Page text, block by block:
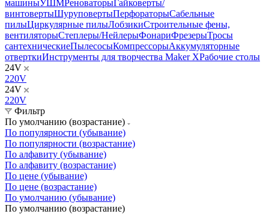
машиныУШМРеноваторыГайковерты/
винтовертыШуруповертыПерфораторыСабельные
пилыЦиркулярные пилыЛобзикиСтроительные фены,
вентиляторыСтеплеры/НейлерыФонариФрезерыТросы
сантехническиеПылесосыКомпрессорыАккумуляторные
отверткиИнструменты для творчества Maker XРабочие столы
24V
220V
24V
220V
Фильтр
По умолчанию (возрастание)
По популярности (убывание)
По популярности (возрастание)
По алфавиту (убывание)
По алфавиту (возрастание)
По цене (убывание)
По цене (возрастание)
По умолчанию (убывание)
По умолчанию (возрастание)